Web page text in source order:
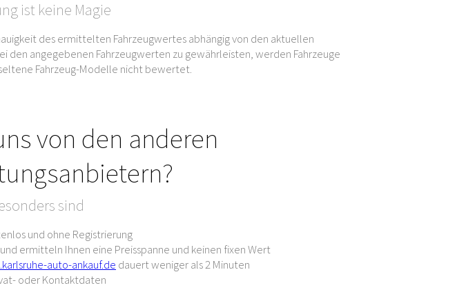
ist keine Magie
des ermittelten Fahrzeugwertes abhängig von den aktuellen
angegebenen Fahrzeugwerten zu gewährleisten, werden Fahrzeuge
Fahrzeug-Modelle nicht bewertet.
von den anderen
sind
und ohne Registrierung
ermitteln Ihnen eine Preisspanne und keinen fixen Wert
auto-ankauf.de dauert weniger als 2 Minuten
oder Kontaktdaten